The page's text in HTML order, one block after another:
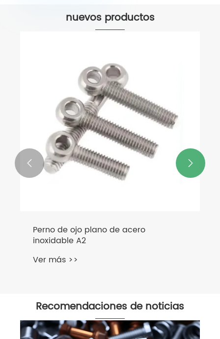
nuevos productos
Perno de ojo plano de acero
inoxidable A2
Ver más >>
 
Recomendaciones de noticias